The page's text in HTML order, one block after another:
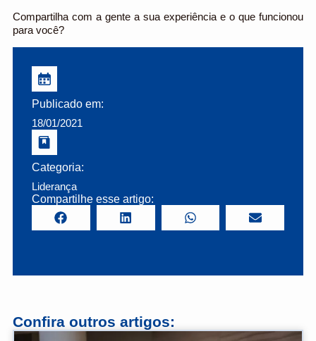
Compartilha com a gente a sua experiência e o que funcionou
para você?
Publicado em:
18/01/2021
Categoria:
Liderança
Compartilhe esse artigo:
Confira outros artigos: